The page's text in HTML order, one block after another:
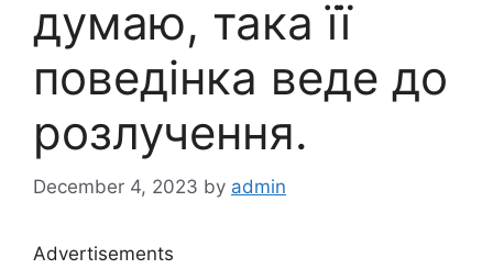
думаю, така її
поведінка веде до
розлучення.
December 4, 2023 by admin
Advertisements